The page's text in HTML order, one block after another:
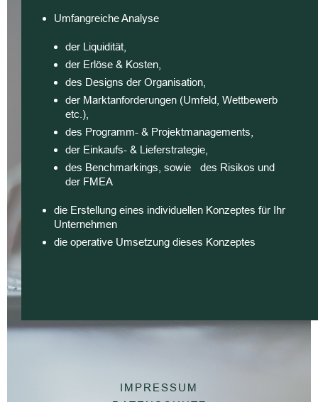
Umfangreiche Analyse
der Liquidität,
der Erlöse & Kosten,
des Designs der Organisation,
der Marktanforderungen (Umfeld, Wettbewerb
etc.),
des Programm- & Projektmanagements,
der Einkaufs- & Lieferstrategie,
des Benchmarkings, sowie des Risikos und
der FMEA
die Erstellung eines individuellen Konzeptes für Ihr
Unternehmen
die operative Umsetzung dieses Konzeptes
IMPRESSUM